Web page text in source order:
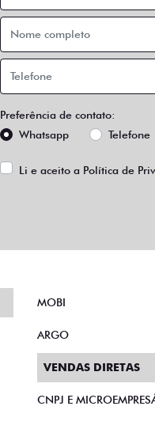
Preferência de contato:
Whatsapp
Telefone
Li e aceito a Política de
MOBI
ARGO
VENDAS DIRETAS
CNPJ E